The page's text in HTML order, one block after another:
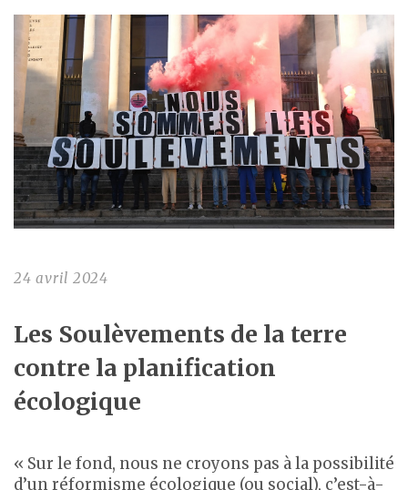
24 avril 2024
Les Soulèvements de la terre
contre la planification
écologique
« Sur le fond, nous ne croyons pas à la possibilité
d’un réformisme écologique (ou social), c’est-à-